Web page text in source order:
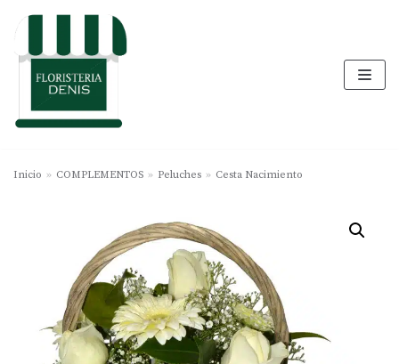
Saltar
contenido
Inicio » COMPLEMENTOS » Peluches » Cesta Nacimiento